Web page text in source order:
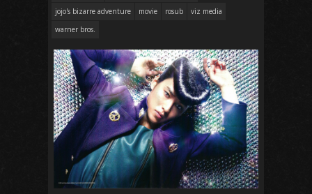
jojo's bizarre adventure
movie rosub
viz media
warner bros.